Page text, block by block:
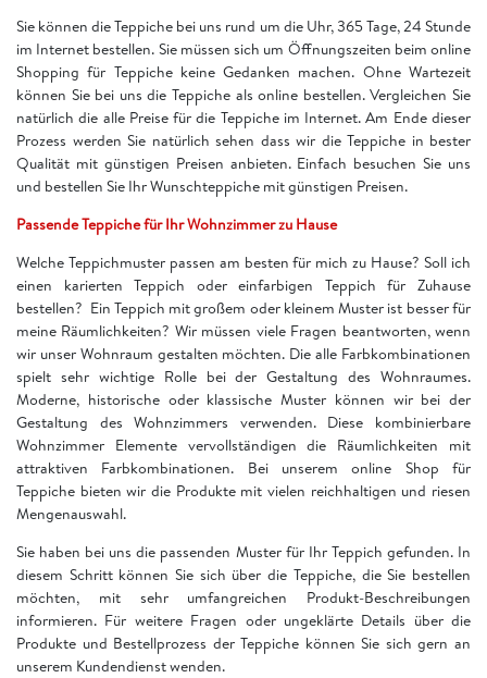
Sie können die Teppiche bei uns rund um die Uhr, 365 Tage, 24 Stunde
im Internet bestellen. Sie müssen sich um Öffnungszeiten beim online
Shopping für Teppiche keine Gedanken machen. Ohne Wartezeit
können Sie bei uns die Teppiche als online bestellen. Vergleichen Sie
natürlich die alle Preise für die Teppiche im Internet. Am Ende dieser
Prozess werden Sie natürlich sehen dass wir die Teppiche in bester
Qualität mit günstigen Preisen anbieten. Einfach besuchen Sie uns
und bestellen Sie Ihr Wunschteppiche mit günstigen Preisen.
Passende Teppiche für Ihr Wohnzimmer zu Hause
Welche Teppichmuster passen am besten für mich zu Hause? Soll ich
einen karierten Teppich oder einfarbigen Teppich für Zuhause
bestellen? Ein Teppich mit großem oder kleinem Muster ist besser für
meine Räumlichkeiten? Wir müssen viele Fragen beantworten, wenn
wir unser Wohnraum gestalten möchten. Die alle Farbkombinationen
spielt sehr wichtige Rolle bei der Gestaltung des Wohnraumes.
Moderne, historische oder klassische Muster können wir bei der
Gestaltung des Wohnzimmers verwenden. Diese kombinierbare
Wohnzimmer Elemente vervollständigen die Räumlichkeiten mit
attraktiven Farbkombinationen. Bei unserem online Shop für
Teppiche bieten wir die Produkte mit vielen reichhaltigen und riesen
Mengenauswahl.
Sie haben bei uns die passenden Muster für Ihr Teppich gefunden. In
diesem Schritt können Sie sich über die Teppiche, die Sie bestellen
möchten, mit sehr umfangreichen Produkt-Beschreibungen
informieren. Für weitere Fragen oder ungeklärte Details über die
Produkte und Bestellprozess der Teppiche können Sie sich gern an
unserem Kundendienst wenden.